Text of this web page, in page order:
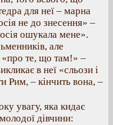
для неї – марна
не до знесення» –
ошукала мене».
але
«про те, що там!» –
в неї «сльози і
Рим, – кінчить вона, –
увагу, яка кидає
дівчини: